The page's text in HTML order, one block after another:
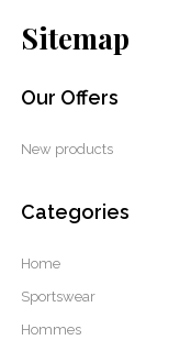
Sitemap
Our Offers
New products
Categories
Home
Sportswear
Hommes